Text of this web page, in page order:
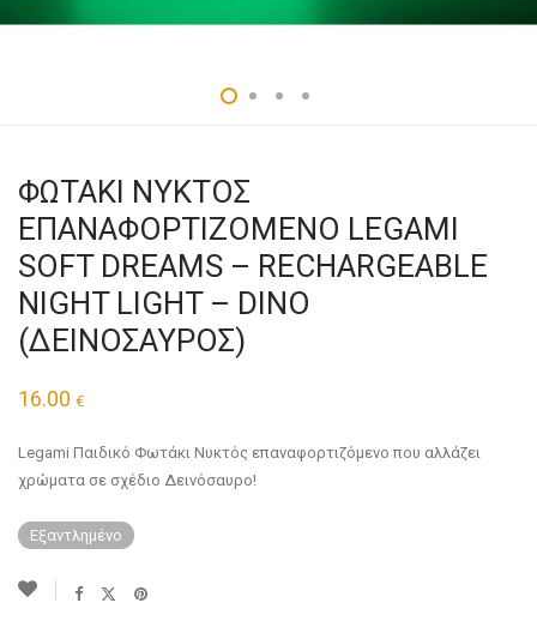
ΦΩΤΑΚΙ ΝΥΚΤΟΣ
ΕΠΑΝΑΦΟΡΤΙΖΟΜΕΝΟ LEGAMI
SOFT DREAMS – RECHARGEABLE
NIGHT LIGHT – DINO
(ΔΕΙΝΟΣΑΥΡΟΣ)
16.00 €
Legami Παιδικό Φωτάκι Νυκτός επαναφορτιζόμενο που αλλάζει
χρώματα σε σχέδιο Δεινόσαυρο!
Εξαντλημένο